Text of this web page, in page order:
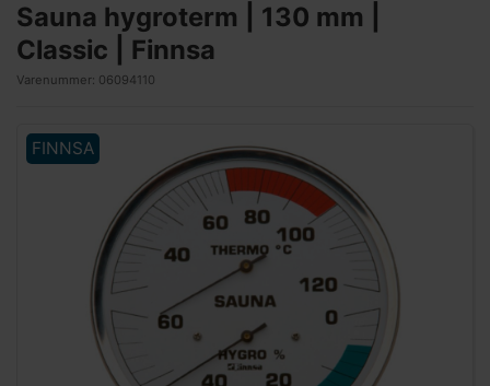
Sauna hygroterm | 130 mm |
Classic | Finnsa
Varenummer: 06094110
FINNSA